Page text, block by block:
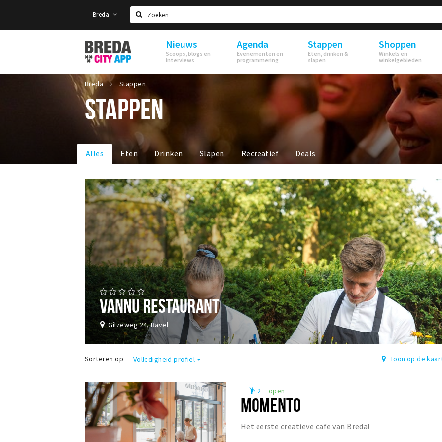
Breda
Zoeken
Stappen
&
Shoppen
Breda
Nieuws
Scoops, blogs en
interviews
Agenda
Evenementen en
programmering
Stappen
Eten, drinken &
slapen
Shoppen
Winkels en
winkelgebieden
Breda Stappen
STAPPEN
Alles Eten Drinken Slapen Recreatief Deals
VANNU RESTAURANT
Gilzeweg 24, Bavel
Sorteren op Volledigheid profiel Toon op de
emoji_people 2 open
MOMENTO
Het eerste creatieve cafe van Breda!